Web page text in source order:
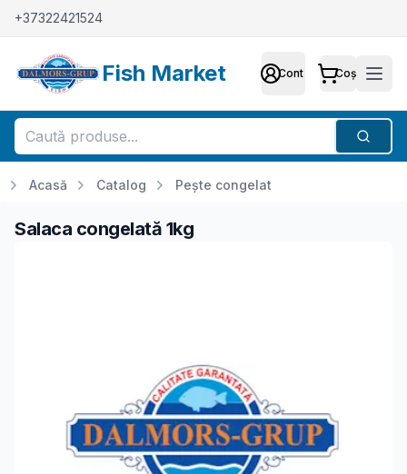
+37322421524
Fish Market Cont
Cont Coș
Acasă Catalog Pește congelat
Salaca congelată 1kg